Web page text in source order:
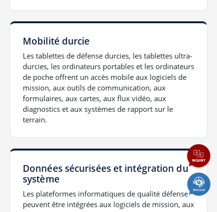
Mobilité durcie
Les tablettes de défense durcies, les tablettes ultra-
durcies, les ordinateurs portables et les ordinateurs
de poche offrent un accès mobile aux logiciels de
mission, aux outils de communication, aux
formulaires, aux cartes, aux flux vidéo, aux
diagnostics et aux systèmes de rapport sur le
terrain.
Données sécurisées et intégration du
système
Les plateformes informatiques de qualité défense
peuvent être intégrées aux logiciels de mission, aux